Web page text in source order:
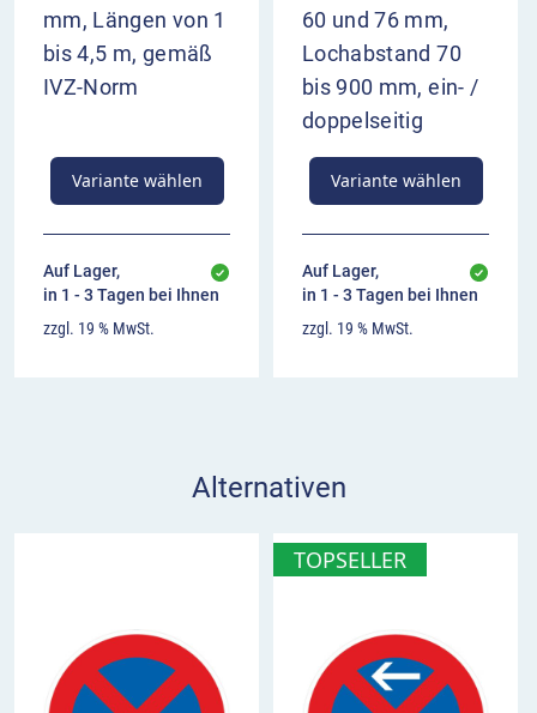
mm, Längen von 1
bis 4,5 m, gemäß
IVZ-Norm
Variante wählen
Auf Lager,
in 1 - 3 Tagen bei Ihnen
zzgl. 19 % MwSt.
60 und 76 mm,
Lochabstand 70
bis 900 mm, ein- /
doppelseitig
Variante wählen
Auf Lager,
in 1 - 3 Tagen bei Ihnen
zzgl. 19 % MwSt.
Alternativen
TOPSELLER